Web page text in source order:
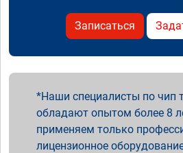
Записаться
Наши специалисты по чип
обладают опытом более 8
применяем только
лицензионное